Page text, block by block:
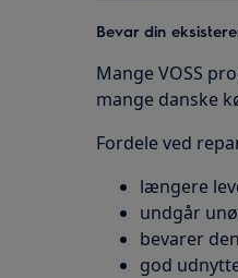
Bevar din
Mange VOSS
mange danske
Fordele ved
længere
undgår
bevarer
god